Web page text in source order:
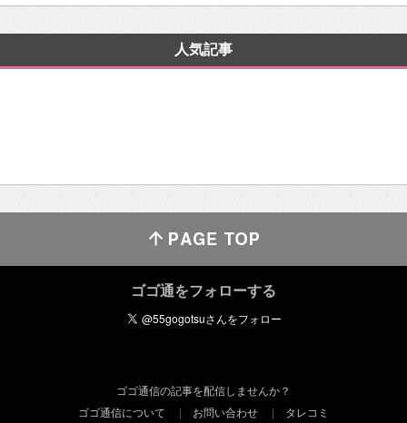
人気記事
ゴゴ通をフォローする
ゴゴ通信の記事を配信しませんか？
ゴゴ通信について
お問い合わせ タレコミ